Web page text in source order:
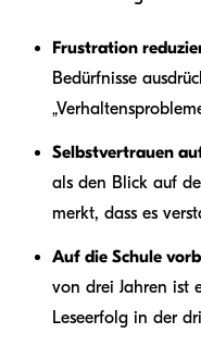
Frustration
Bedürfnisse
Selbstvertrauen
als den Blick auf
merkt, dass es
Auf die Schule
von drei Jahren ist
Leseerfolg in der